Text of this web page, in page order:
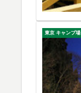
東京 キャンプ場